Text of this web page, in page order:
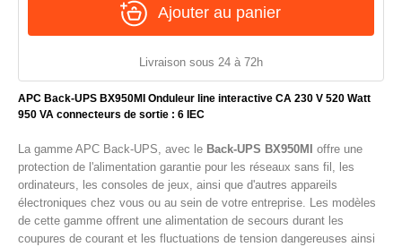
APC Back-UPS BX950MI Onduleur line interactive CA 230 V 520 Watt
950 VA connecteurs de sortie : 6 IEC
La gamme APC Back-UPS, avec le Back-UPS BX950MI
offre une
protection de l'alimentation garantie pour les réseaux sans fil, les
ordinateurs, les consoles de jeux, ainsi que d'autres appareils
électroniques chez vous ou au sein de votre entreprise. Les modèles
de cette gamme offrent une alimentation de secours durant les
coupures de courant et les fluctuations de tension dangereuses ainsi
Ajouter au panier
Livraison sous 24 à 72h